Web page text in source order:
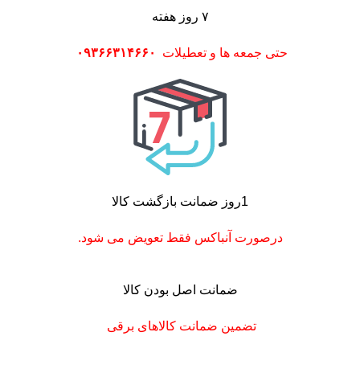
۷ روز هفته
حتی جمعه ها و تعطیلات ۰۹۳۶۶۳۱۴۶۶۰
1روز ضمانت بازگشت کالا
درصورت آنباکس فقط تعویض می شود.
ضمانت اصل بودن کالا
تضمین ضمانت کالاهای برقی